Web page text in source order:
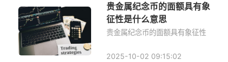
贵金属纪念币的面额具有象
征性是什么意思
贵金属纪念币的面额具有象征性
2025-10-02 09:15:02